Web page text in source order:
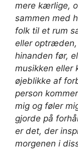
mere kærlige,
sammen med
folk til et rum
eller optræden,
hinanden før,
musikken eller
øjeblikke af
person
mig og føler
gjorde på
er det, der
morgenen i